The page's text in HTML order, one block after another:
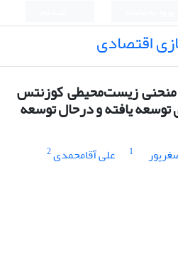
اقتصادی
منحنی زیست‌محیطی کوزنتس
یافته و درحال توسعه
1 علی آقامحمدی2